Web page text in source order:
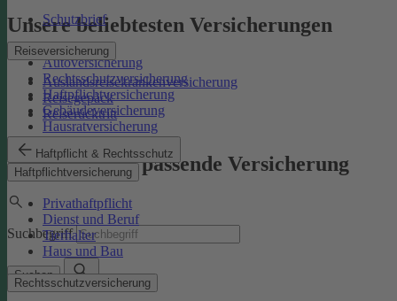
Schutzbrief
Reiseversicherung
Auslandsreisekrankenversicherung
Reisegepäck
Reiserücktritt
Haftpflicht & Rechtsschutz
Haftpflichtversicherung
Privathaftpflicht
Dienst und Beruf
Tierhalter
Haus und Bau
Rechtsschutzversicherung
Unsere beliebtesten Versicherungen
Autoversicherung
Rechtsschutzversicherung
Haftpflichtversicherung
Gebäudeversicherung
Hausratversicherung
Finden Sie die passende Versicherung
Suchbegriff
Suchen